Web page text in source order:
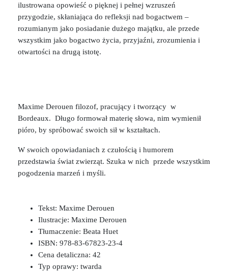
ilustrowana opowieść o pięknej i pełnej wzruszeń
przygodzie, skłaniająca do refleksji nad bogactwem –
rozumianym jako posiadanie dużego majątku, ale przede
wszystkim jako bogactwo życia, przyjaźni, zrozumienia i
otwartości na drugą istotę.
Maxime Derouen filozof, pracujący i tworzący w
Bordeaux. Długo formował materię słowa, nim wymienił
pióro, by spróbować swoich sił w kształtach.
W swoich opowiadaniach z czułością i humorem
przedstawia świat zwierząt. Szuka w nich przede wszystkim
pogodzenia marzeń i myśli.
Tekst: Maxime Derouen
Ilustracje: Maxime Derouen
Tłumaczenie: Beata Huet
ISBN: 978-83-67823-23-4
Cena detaliczna: 42
Typ oprawy: twarda